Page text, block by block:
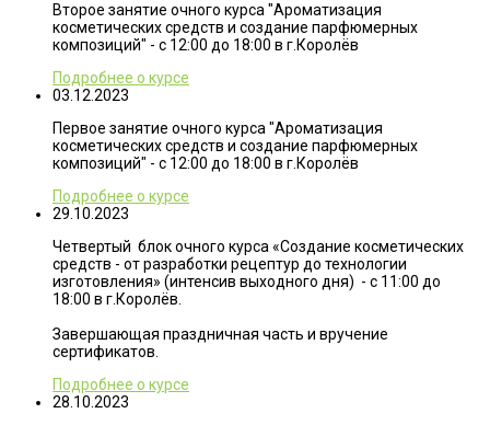
Второе занятие очного курса "Ароматизация
косметических средств и создание парфюмерных
композиций" - с 12:00 до 18:00 в г.Королёв
Подробнее о курсе
03.12.2023
Первое занятие очного курса "Ароматизация
косметических средств и создание парфюмерных
композиций" - с 12:00 до 18:00 в г.Королёв
Подробнее о курсе
29.10.2023
Четвертый блок очного курса «Создание косметических
средств - от разработки рецептур до технологии
изготовления» (интенсив выходного дня) - с 11:00 до
18:00 в г.Королёв.
Завершающая праздничная часть и вручение
сертификатов.
Подробнее о курсе
28.10.2023